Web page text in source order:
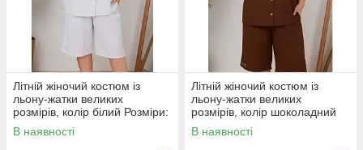
Літній жіночий костюм із
льону-жатки великих
розмірів, колір білий Розміри:
50.52.54.56.58.60.
В наявності
Літній жіночий костюм із
льону-жатки великих
розмірів, колір шоколадний
Розміри: 50.52.54.56.58.60.
В наявності